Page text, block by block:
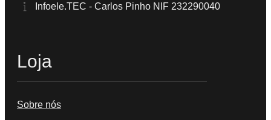
Infoele.TEC - Carlos Pinho NIF 232290040
Loja
Sobre nós